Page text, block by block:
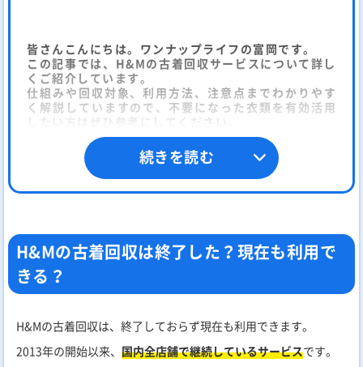
続きを読む
皆さんこんにちは。ワンナップライフの富岡です。
この記事では、H&Mの古着回収サービスについて詳し
くご紹介しています。
仕組みや回収対象、利用方法、注意点までわかりやす
く解説していますので、不要になった衣類を有効活用
したい方はぜひ参考にしてください。
H&Mの古着回収は終了した？現在も利用で
きる？
H&Mの古着回収は、終了しておらず現在も利用できます。
2013年の開始以来、 国内全店舗で継続しているサービスです。